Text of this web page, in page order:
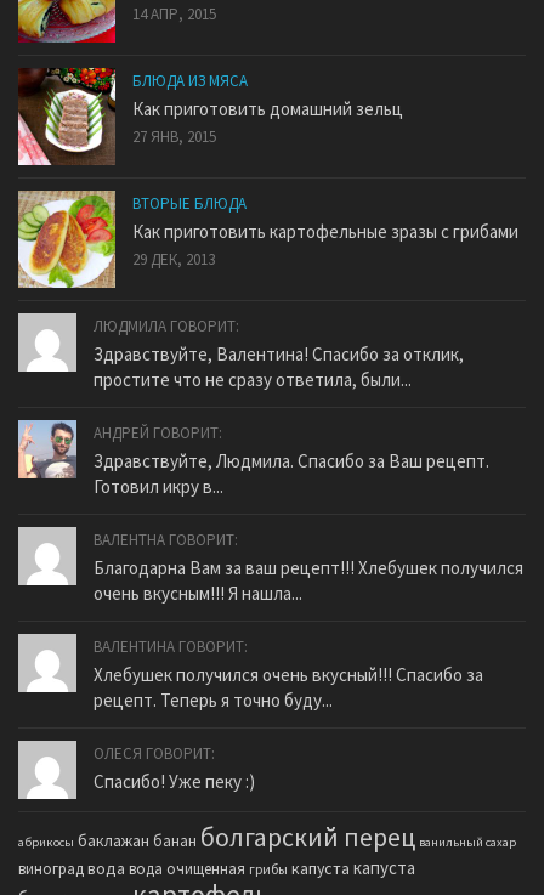
14 АПР, 2015
БЛЮДА ИЗ МЯСА
Как приготовить домашний зельц
27 ЯНВ, 2015
ВТОРЫЕ БЛЮДА
Как приготовить картофельные зразы с грибами
29 ДЕК, 2013
ЛЮДМИЛА ГОВОРИТ:
Здравствуйте, Валентина! Спасибо за отклик,
простите что не сразу ответила, были...
АНДРЕЙ ГОВОРИТ:
Здравствуйте, Людмила. Спасибо за Ваш рецепт.
Готовил икру в...
ВАЛЕНТНА ГОВОРИТ:
Благодарна Вам за ваш рецепт!!! Хлебушек получился
очень вкусным!!! Я нашла...
ВАЛЕНТИНА ГОВОРИТ:
Хлебушек получился очень вкусный!!! Спасибо за
рецепт. Теперь я точно буду...
ОЛЕСЯ ГОВОРИТ:
Спасибо! Уже пеку :)
абрикосы баклажан банан болгарский перец ванильный сахар
виноградвода вода очищенная грибы капуста капуста